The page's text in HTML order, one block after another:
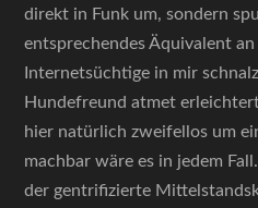
direkt in Funk um, sondern
entsprechendes Äquivalent
Internetsüchtige in mir
Hundefreund atmet
hier natürlich zweifellos um
machbar wäre es in jedem
der gentrifizierte